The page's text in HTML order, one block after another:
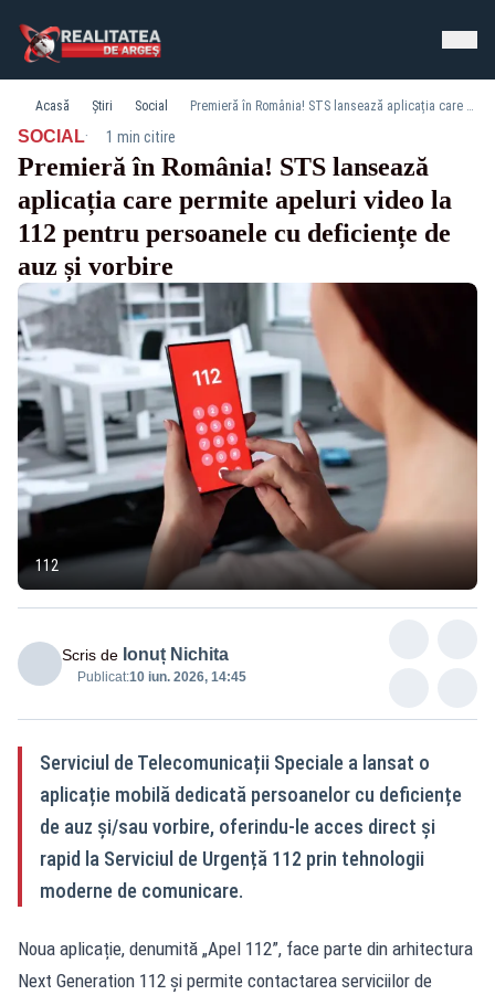
Acasă Știri Social Premieră în România! STS lansează aplicația care permite apeluri video la 112 pentru persoanele cu deficiențe de auz și vorbire
SOCIAL· 1 min citire
Premieră în România! STS lansează
aplicația care permite apeluri video la
112 pentru persoanele cu deficiențe de
auz și vorbire
112
Scris de Ionuț Nichita
Publicat:10 iun. 2026, 14:45
Serviciul de Telecomunicații Speciale a lansat o
aplicație mobilă dedicată persoanelor cu deficiențe
de auz și/sau vorbire, oferindu-le acces direct și
rapid la Serviciul de Urgență 112 prin tehnologii
moderne de comunicare.
Noua aplicație, denumită „Apel 112”, face parte din arhitectura
Next Generation 112 și permite contactarea serviciilor de